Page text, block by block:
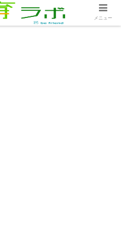
療育の「概念的」な考え方２
メニュー